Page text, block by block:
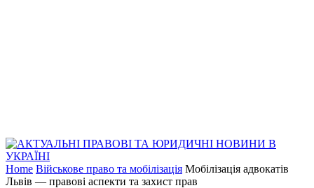
Home Військове право та мобілізація Мобілізація адвокатів
Львів — правові аспекти та захист прав